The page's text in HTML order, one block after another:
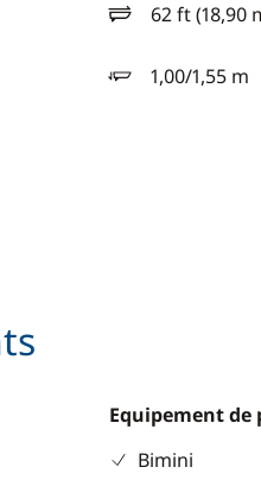
62 ft (18,90
longueur
1,00/1,55 m
tirant d'eau
Equipement de
Bimini